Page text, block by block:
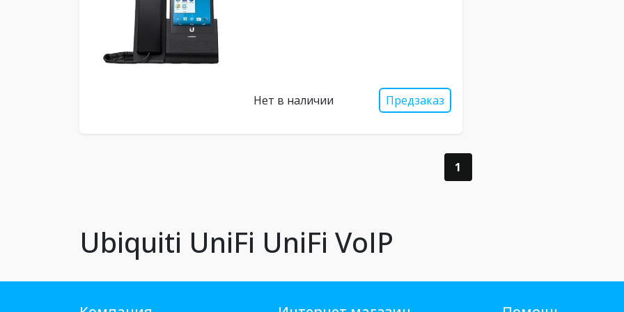
Нет в наличии Предзаказ
1
Ubiquiti UniFi UniFi VoIP